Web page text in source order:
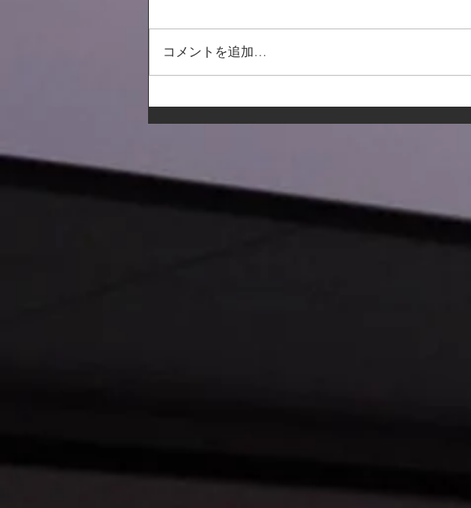
コメントを追加…